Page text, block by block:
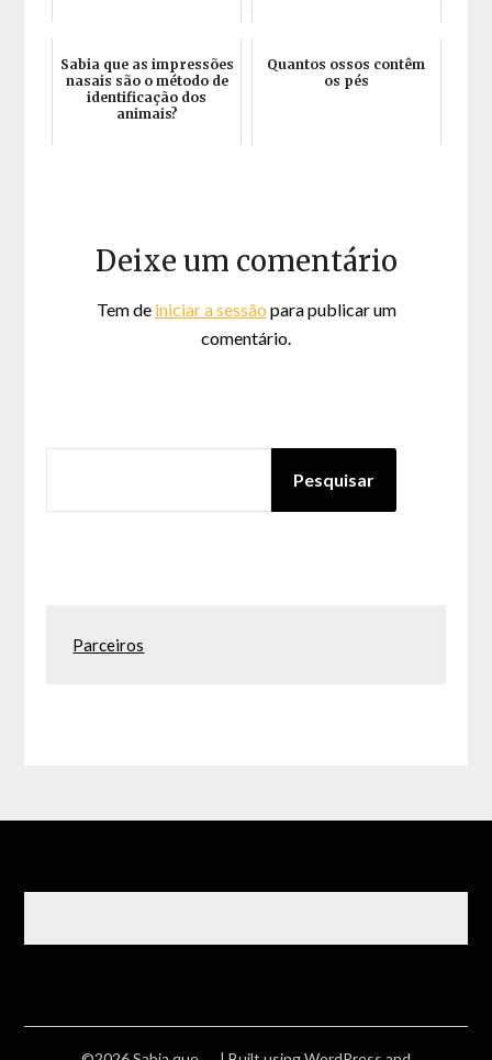
Sabia que as impressões
nasais são o método de
identificação dos
animais?
Quantos ossos contêm
os pés
Deixe um comentário
Tem de iniciar a sessão para publicar um
comentário.
Pesquisar
Parceiros